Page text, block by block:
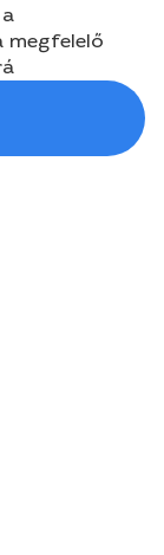
megfelelő